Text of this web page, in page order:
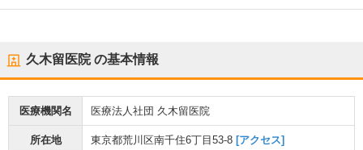
久木留医院の基本情報
医療機関名 医療法人社団 久木留医院
所在地 東京都荒川区南千住6丁目53-8 [アクセス]